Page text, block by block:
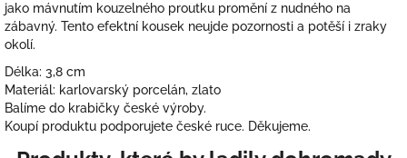
jako mávnutím kouzelného proutku promění z nudného na
zábavný. Tento efektní kousek neujde pozornosti a potěší i zraky
okolí.
Délka: 3,8 cm
Materiál: karlovarský porcelán, zlato
Balíme do krabičky české výroby.
Koupí produktu podporujete české ruce. Děkujeme.